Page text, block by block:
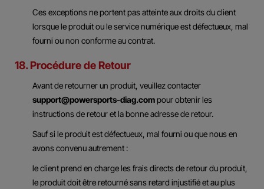
Ces exceptions ne portent pas atteinte aux droits du client
lorsque le produit ou le service numérique est défectueux, mal
fourni ou non conforme au contrat.
18. Procédure de Retour
Avant de retourner un produit, veuillez contacter
support@powersports-diag.compour obtenir les
instructions de retour et la bonne adresse de retour.
Sauf si le produit est défectueux, mal fourni ou que nous en
avons convenu autrement :
le client prend en charge les frais directs de retour du produit,
le produit doit être retourné sans retard injustifié et au plus